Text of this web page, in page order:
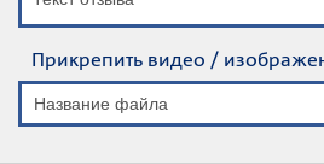
Прикрепить видео /
Название файла